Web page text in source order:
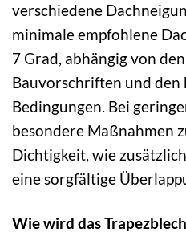
verschiedene
minimale empfohlene
7 Grad, abhängig von
Bauvorschriften und den
Bedingungen. Bei
besondere Maßnahmen
Dichtigkeit, wie
eine sorgfältige
Wie wird das